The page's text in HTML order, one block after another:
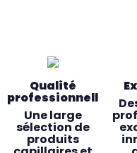
Qualité
professionnelle
Une large
sélection de
produits